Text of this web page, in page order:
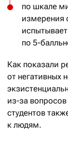
по шкале
измерения
по 5-
Как показали
от негативных
из-за
студентов
к людям.